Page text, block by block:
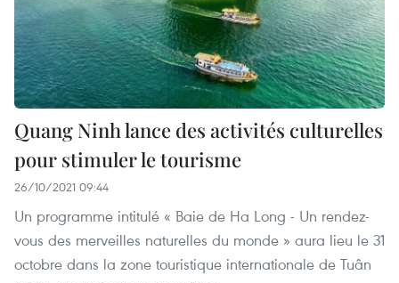
Quang Ninh lance des activités culturelles
pour stimuler le tourisme
26/10/2021 09:44
Un programme intitulé « Baie de Ha Long - Un rendez-
vous des merveilles naturelles du monde » aura lieu le 31
octobre dans la zone touristique internationale de Tuân